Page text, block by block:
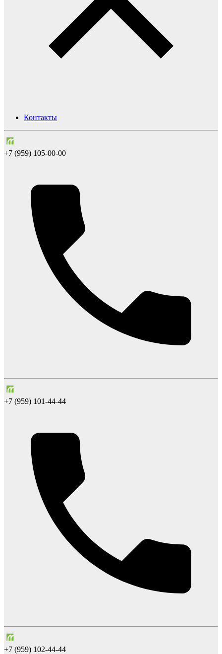
Контакты
+7 (959) 105-00-00
+7 (959) 101-44-44
+7 (959) 102-44-44